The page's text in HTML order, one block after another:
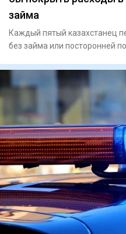
займа
Каждый пятый казахстанец
без займа или посторонней